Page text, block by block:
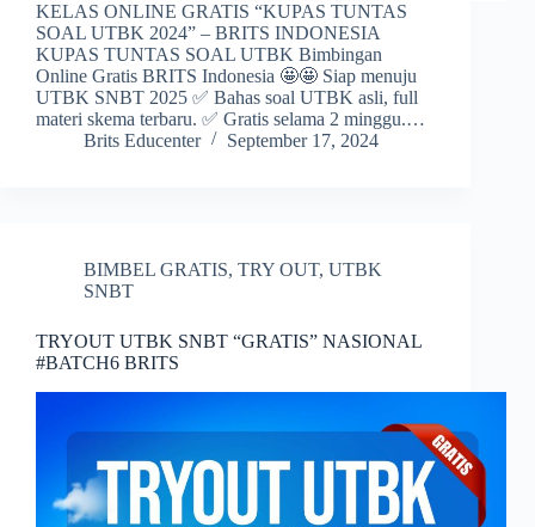
KELAS ONLINE GRATIS “KUPAS TUNTAS
SOAL UTBK 2024” – BRITS INDONESIA
KUPAS TUNTAS SOAL UTBK Bimbingan
Online Gratis BRITS Indonesia 🤩🤩 Siap menuju
UTBK SNBT 2025 ✅ Bahas soal UTBK asli, full
materi skema terbaru. ✅ Gratis selama 2 minggu.…
Brits Educenter
September 17, 2024
BIMBEL GRATIS, TRY OUT, UTBK
SNBT
TRYOUT UTBK SNBT “GRATIS” NASIONAL
#BATCH6 BRITS